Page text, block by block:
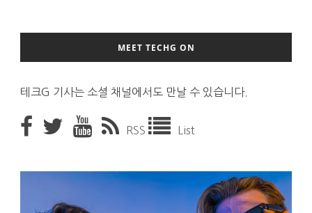
MEET TECHG ON
테크G 기사는 소셜 채널에서도 만날 수 있습니다.
RSS List